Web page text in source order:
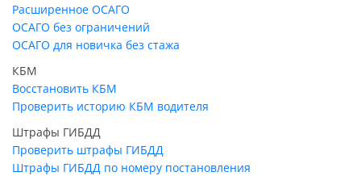
Расширенное ОСАГО
ОСАГО без ограничений
ОСАГО для новичка без стажа
КБМ
Восстановить КБМ
Проверить историю КБМ водителя
Штрафы ГИБДД
Проверить штрафы ГИБДД
Штрафы ГИБДД по номеру постановления